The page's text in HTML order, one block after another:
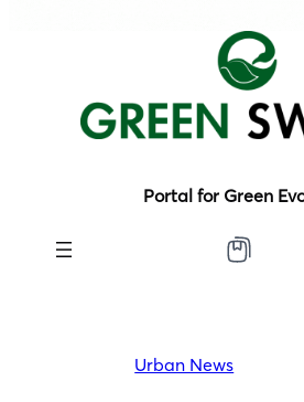
Portal for Green
Urban News